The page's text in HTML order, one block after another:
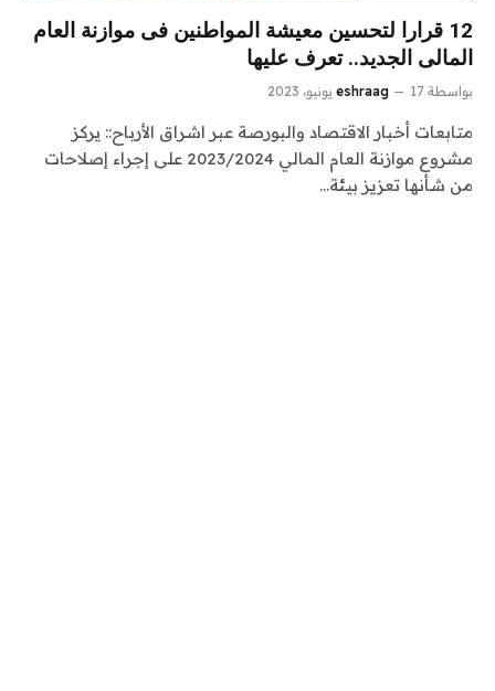
12 قرارا لتحسين معيشة المواطنين فى موازنة العام
المالى الجديد.. تعرف عليها
بواسطة eshraag 17 يونيو، 2023
متابعات أخبار الاقتصاد والبورصة عبر اشراق الأرباح:: يركز
مشروع موازنة العام المالي 2023/2024 على إجراء إصلاحات
من شأنها تعزيز بيئة…